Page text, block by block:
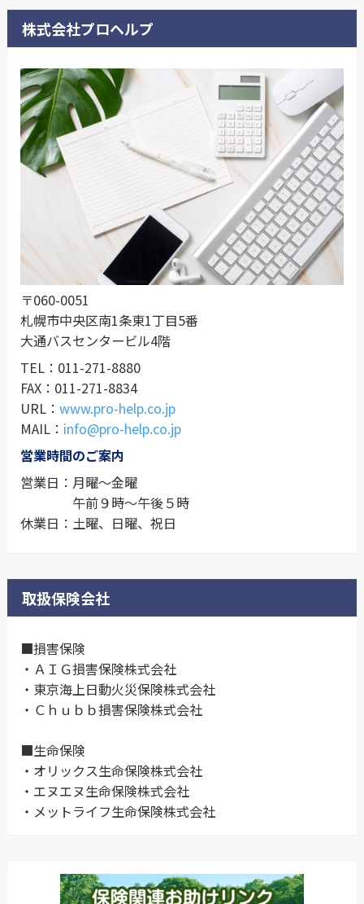
株式会社プロヘルプ
〒060-0051
札幌市中央区南1条東1丁目5番
大通バスセンタービル4階
TEL：011-271-8880
FAX：011-271-8834
URL： www.pro-help.co.jp
MAIL： info@pro-help.co.jp
営業時間のご案内
営業日： 月曜～金曜
午前９時～午後５時
休業日： 土曜、日曜、祝日
取扱保険会社
■損害保険
・ＡＩＧ損害保険株式会社
・東京海上日動火災保険株式会社
・Ｃｈｕｂｂ損害保険株式会社
■生命保険
・オリックス生命保険株式会社
・エヌエヌ生命保険株式会社
・メットライフ生命保険株式会社